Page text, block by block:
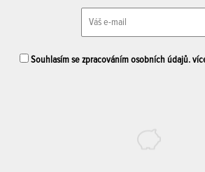
Souhlasím se zpracováním osobních údajů.